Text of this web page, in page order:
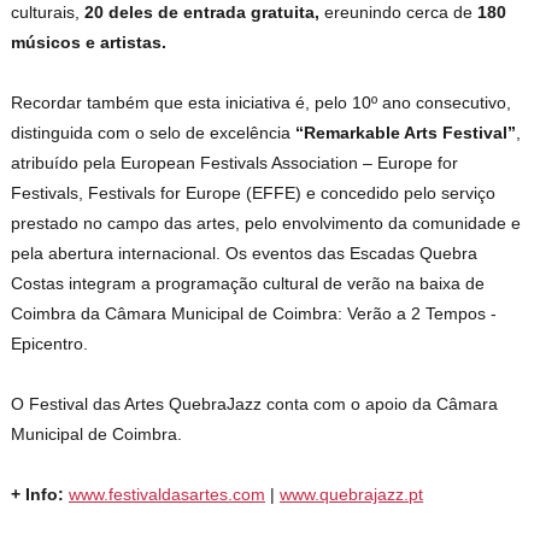
culturais,20 deles de entrada gratuita,ereunindo cerca de 180
músicos e artistas.
Recordar também que esta iniciativa é, pelo 10º ano consecutivo,
distinguida com o selo de excelência “Remarkable Arts Festival”
atribuído pela European Festivals Association – Europe for
Festivals, Festivals for Europe (EFFE) e concedido pelo serviço
prestado no campo das artes, pelo envolvimento da comunidade e
pela abertura internacional. Os eventos das Escadas Quebra
Costas integram a programação cultural de verão na baixa de
Coimbra da Câmara Municipal de Coimbra: Verão a 2 Tempos -
Epicentro.
O Festival das Artes QuebraJazz conta com o apoio da Câmara
Municipal de Coimbra.
+ Info:www.festivaldasartes.com |www.quebrajazz.pt